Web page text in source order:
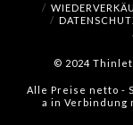
© 2024
Alle Preise netto -
a in Verbindung